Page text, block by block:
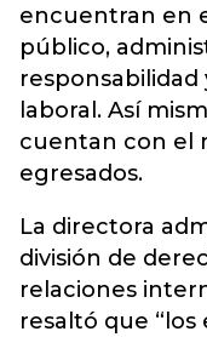
encuentran en
público,
laboral. Así
cuentan con el
egresados.
La directora
división de
relaciones
resaltó que “los